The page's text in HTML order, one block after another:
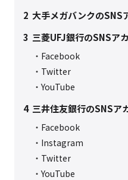
2 大手メガバンクのSNS
3 三菱UFJ銀行のSNSア
Facebook
Twitter
YouTube
4 三井住友銀行のSNSア
Facebook
Instagram
Twitter
YouTube